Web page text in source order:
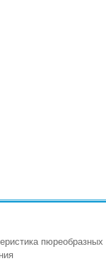
пюреобразных